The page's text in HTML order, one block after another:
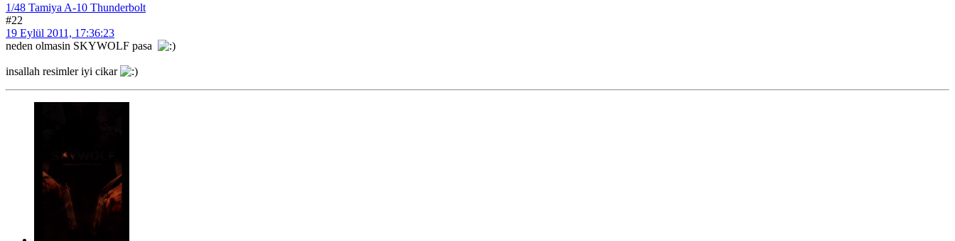
1/48 Tamiya A-10 Thunderbolt
#22
19 Eylül 2011, 17:36:23
neden olmasin SKYWOLF pasa
insallah resimler iyi cikar